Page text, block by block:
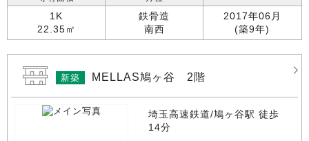
1K
22.35㎡
鉄骨造
南西
2017年06月
(築9年)
新築 MELLAS鳩ヶ谷 2階
埼玉高速鉄道/鳩ヶ谷駅 徒歩
14分